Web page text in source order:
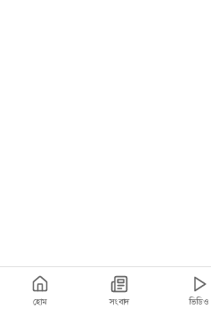
হোম সংবাদ ভিডিও